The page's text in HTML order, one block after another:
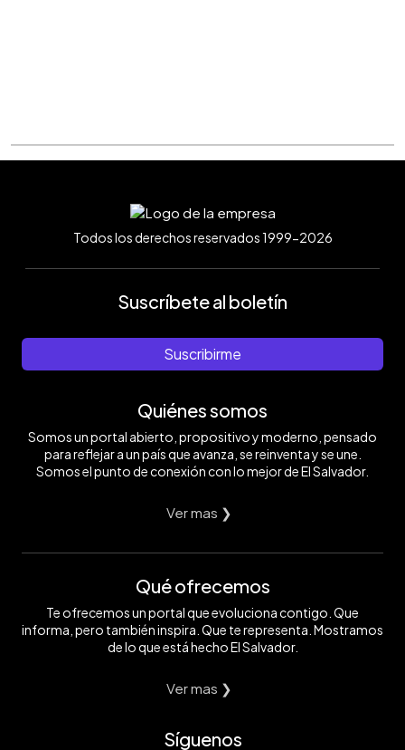
Todos los derechos reservados 1999-2026
Suscríbete al boletín
Suscribirme
Quiénes somos
Somos un portal abierto, propositivo y moderno, pensado
para reflejar a un país que avanza, se reinventa y se une.
Somos el punto de conexión con lo mejor de El Salvador.
Ver mas ❯
Qué ofrecemos
Te ofrecemos un portal que evoluciona contigo. Que
informa, pero también inspira. Que te representa. Mostramos
de lo que está hecho El Salvador.
Ver mas ❯
Síguenos